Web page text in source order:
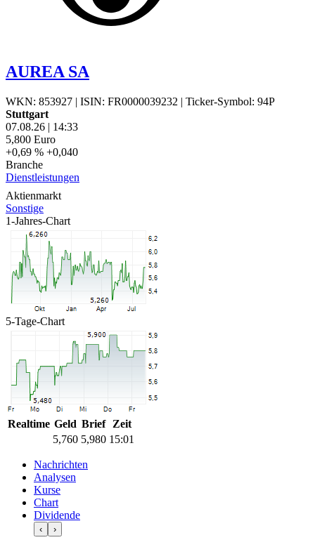
AUREA SA
WKN: 853927 | ISIN: FR0000039232 | Ticker-Symbol: 94P
Stuttgart
07.08.26 | 14:33
5,800 Euro
+0,69 % +0,040
Branche
Dienstleistungen
Aktienmarkt
Sonstige
1-Jahres-Chart
5-Tage-Chart
Realtime Geld Brief
Zeit
5,760 5,980 15:01
Nachrichten
Analysen
Kurse
Chart
Dividende
‹ ›